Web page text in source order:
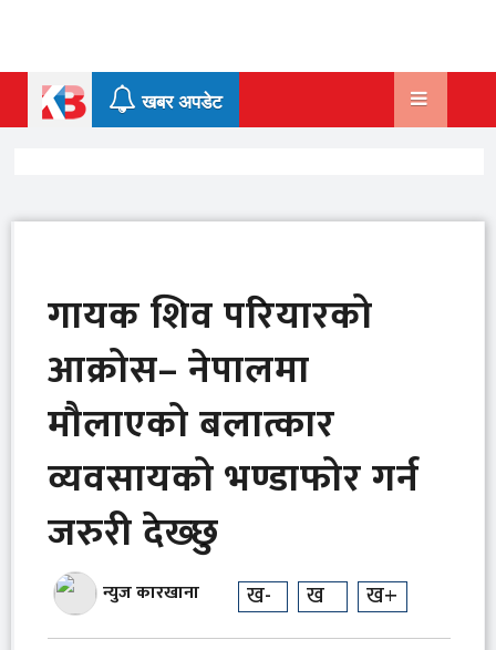
content
खबर अपडेट
गायक शिव परियारको
आक्रोस– नेपालमा
मौलाएको बलात्कार
व्यवसायको भण्डाफोर गर्न
जरुरी देख्छु
न्युज कारखाना ख- ख ख+